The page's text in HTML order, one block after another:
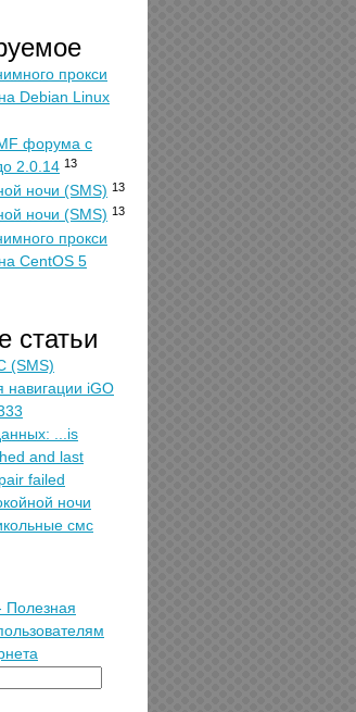
прокси
Debian Linux
форума с
2.0.14 13
ночи (SMS) 13
ночи (SMS) 13
прокси
CentOS 5
статьи
(SMS)
iGO
...is
and last
failed
ночи
смс
Полезная